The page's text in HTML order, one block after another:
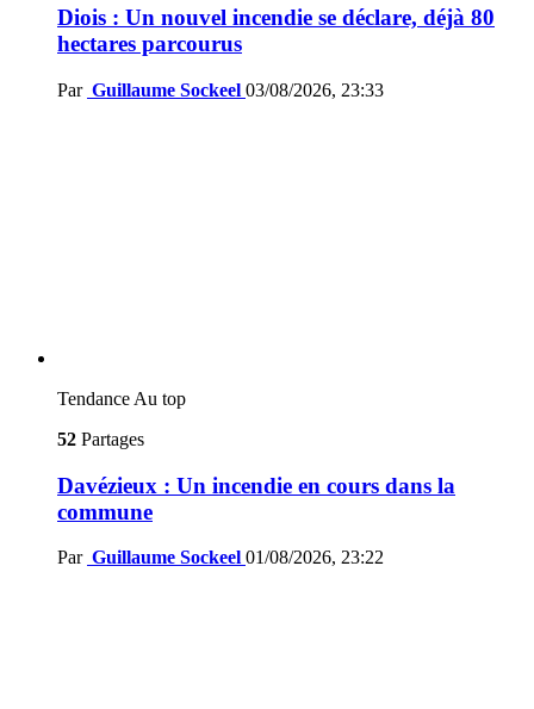
Diois : Un nouvel incendie se déclare, déjà 80
hectares parcourus
Par Guillaume Sockeel 03/08/2026, 23:33
Tendance Au top
52 Partages
Davézieux : Un incendie en cours dans la
commune
Par Guillaume Sockeel 01/08/2026, 23:22